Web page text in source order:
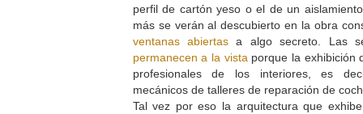
perfil de cartón yeso o el de un
más se verán al descubierto en la obra
ventanas abiertas a algo secreto. Las
permanecen a la vista porque la exhibición
profesionales de los interiores, es
mecánicos de talleres de reparación de
Tal vez por eso la arquitectura que